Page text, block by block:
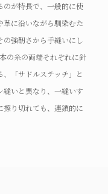
のが特長で、一般的に使
革に沿いながら馴染むた
の強靭さから手縫いにし
の糸の両端それぞれに針
「サドルステッチ」と
いと異なり、一縫いす
擦り切れても、連鎖的に